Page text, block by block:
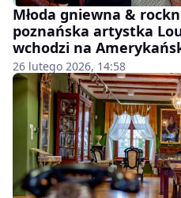
Młoda gniewna &
poznańska artystka
wchodzi na
26 lutego 2026, 14:58